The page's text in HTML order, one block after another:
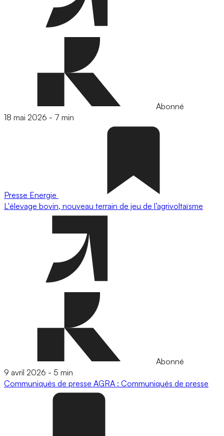
Abonné
18 mai 2026 - 7 min
Presse Energie
L'élevage bovin, nouveau terrain de jeu de l’agrivoltaïsme
Abonné
9 avril 2026 - 5 min
Communiqués de presse AGRA : Communiqués de presse